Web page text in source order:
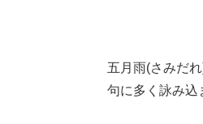
五月雨(さみだ
句に多く詠み込